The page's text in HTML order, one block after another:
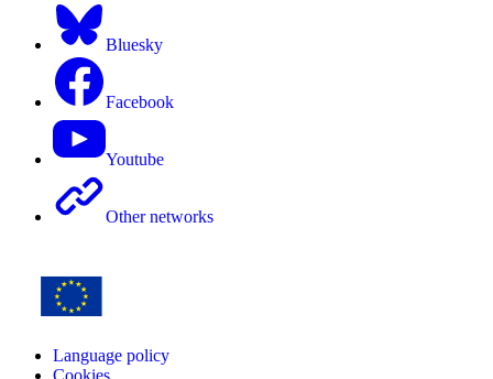
Bluesky
Facebook
Youtube
Other networks
Language policy